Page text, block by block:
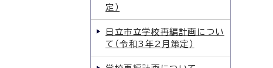
定）
日立市立学校再編計画につい
て（令和3年2月策定）